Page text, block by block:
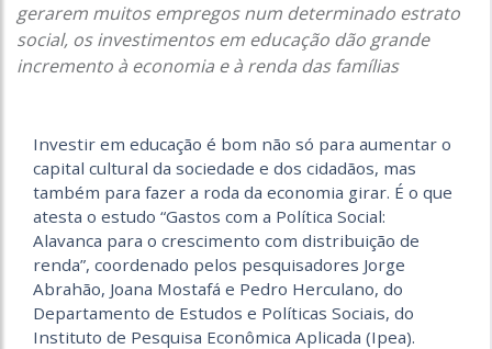
gerarem muitos empregos num determinado estrato
social, os investimentos em educação dão grande
incremento à economia e à renda das famílias
Investir em educação é bom não só para aumentar o
capital cultural da sociedade e dos cidadãos, mas
também para fazer a roda da economia girar. É o que
atesta o estudo “Gastos com a Política Social:
Alavanca para o crescimento com distribuição de
renda”, coordenado pelos pesquisadores Jorge
Abrahão, Joana Mostafá e Pedro Herculano, do
Departamento de Estudos e Políticas Sociais, do
Instituto de Pesquisa Econômica Aplicada (Ipea).